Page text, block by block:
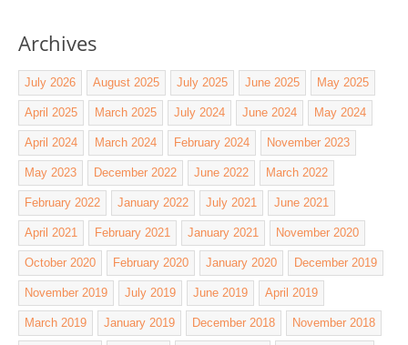
Archives
July 2026 August 2025 July 2025 June 2025 May 2025
April 2025 March 2025 July 2024 June 2024 May 2024
April 2024 March 2024 February 2024 November 2023
May 2023 December 2022 June 2022 March 2022
February 2022 January 2022 July 2021 June 2021
April 2021 February 2021 January 2021 November 2020
October 2020 February 2020 January 2020 December 2019
November 2019 July 2019 June 2019 April 2019
March 2019 January 2019 December 2018 November 2018